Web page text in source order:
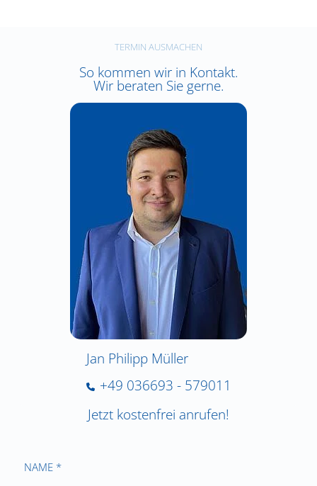
TERMIN AUSMACHEN
So kommen wir in Kontakt.
Wir beraten Sie gerne.
Jan Philipp Müller
+49 036693 - 579011
Jetzt kostenfrei anrufen!
NAME *